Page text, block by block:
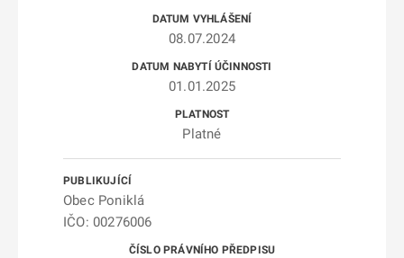
08.07.2024
01.01.2025
Platné
Obec Poniklá
IČO: 00276006